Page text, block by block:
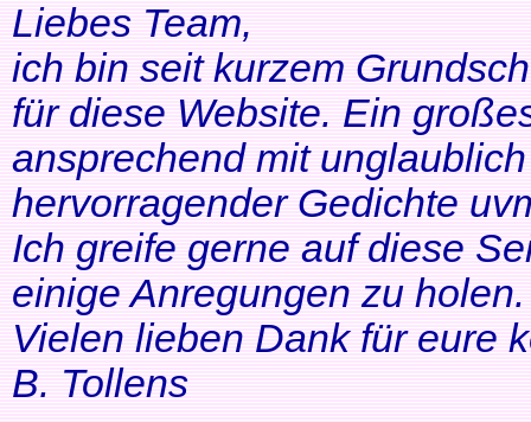
Liebes Team,
ich bin seit kurzem
für diese Website. Ein
ansprechend mit
hervorragender Gedichte
Ich greife gerne auf diese
einige Anregungen zu
Vielen lieben Dank für eure
B. Tollens